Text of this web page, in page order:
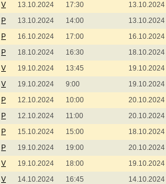
V 13.10.2024 17:30 13.10.2024
P 13.10.2024 14:00 13.10.2024
P 16.10.2024 17:00 16.10.2024
P 18.10.2024 16:30 18.10.2024
V 19.10.2024 13:45 19.10.2024
V 19.10.2024 9:00 19.10.2024
P 12.10.2024 10:00 20.10.2024
P 12.10.2024 11:00 20.10.2024
P 15.10.2024 15:00 18.10.2024
P 19.10.2024 19:00 20.10.2024
V 19.10.2024 18:00 19.10.2024
V 14.10.2024 16:45 14.10.2024